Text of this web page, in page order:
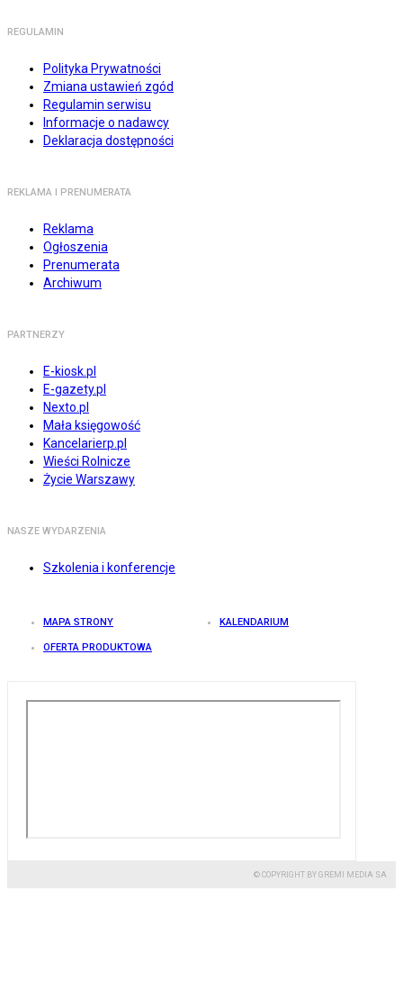
REGULAMIN
Polityka Prywatności
Zmiana ustawień zgód
Regulamin serwisu
Informacje o nadawcy
Deklaracja dostępności
REKLAMA I PRENUMERATA
Reklama
Ogłoszenia
Prenumerata
Archiwum
PARTNERZY
E-kiosk.pl
E-gazety.pl
Nexto.pl
Mała księgowość
Kancelarierp.pl
Wieści Rolnicze
Życie Warszawy
NASZE WYDARZENIA
Szkolenia i konferencje
MAPA STRONY KALENDARIUM
OFERTA PRODUKTOWA
© COPYRIGHT BY GREMI MEDIA SA